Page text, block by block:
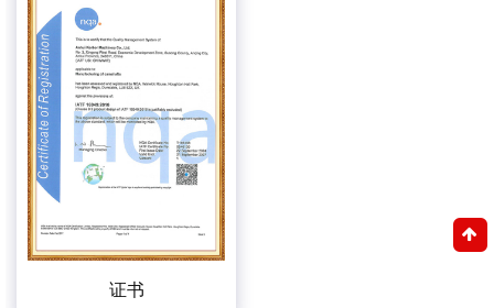
证书